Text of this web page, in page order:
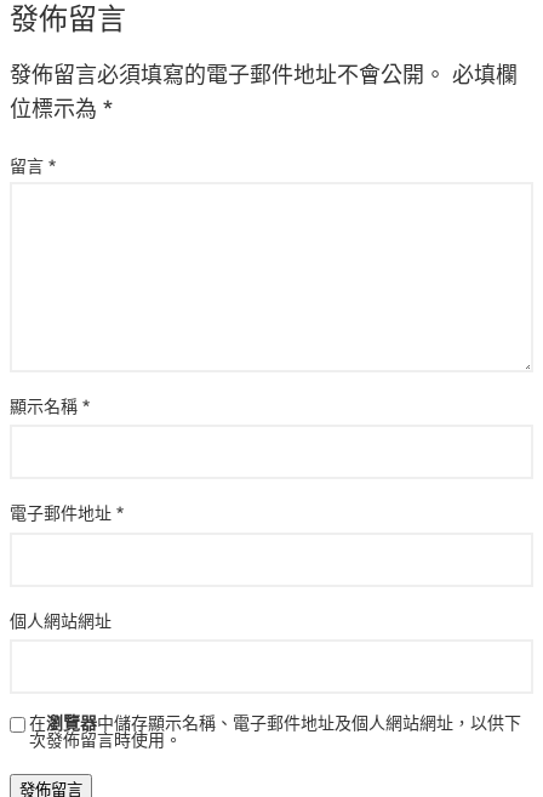
發佈留言
發佈留言必須填寫的電子郵件地址不會公開。 必填欄
位標示為 *
留言 *
顯示名稱 *
電子郵件地址 *
個人網站網址
在瀏覽器中儲存顯示名稱、電子郵件地址及個人網站網址，以供下
次發佈留言時使用。